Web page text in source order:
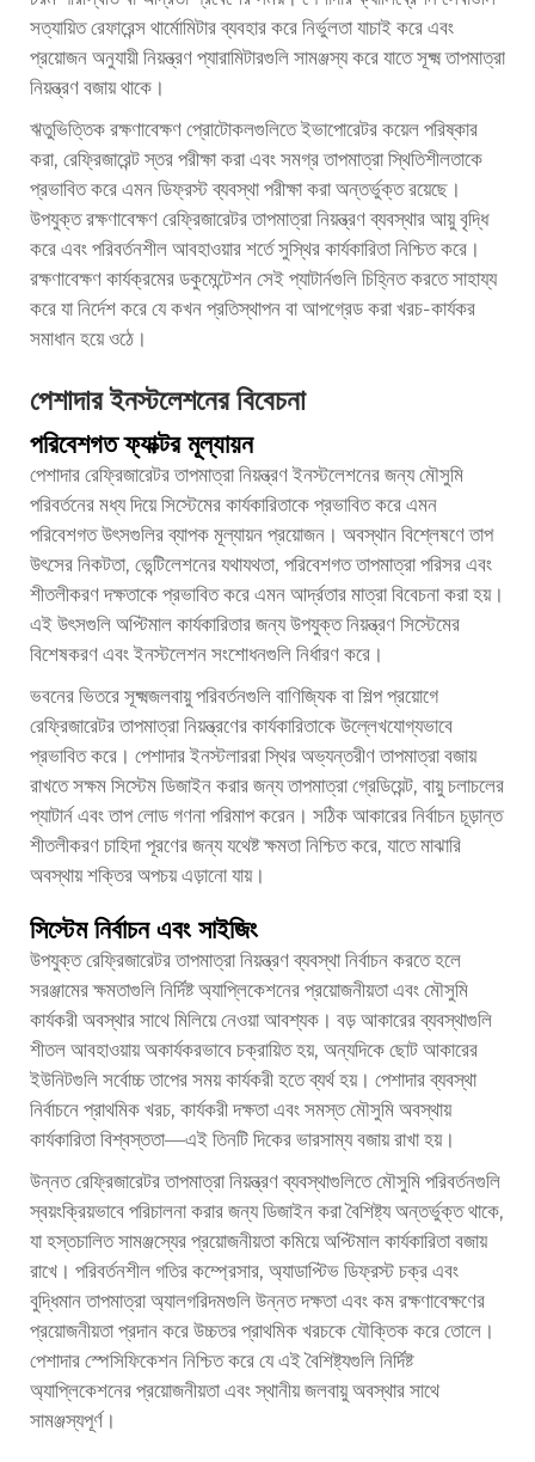
সত্যায়িত রেফারেন্স থার্মোমিটার ব্যবহার করে নির্ভুলতা যাচাই করে এবং
প্রয়োজন অনুযায়ী নিয়ন্ত্রণ প্যারামিটারগুলি সামঞ্জস্য করে যাতে সূক্ষ্ম তাপমাত্রা
নিয়ন্ত্রণ বজায় থাকে।
ঋতুভিত্তিক রক্ষণাবেক্ষণ প্রোটোকলগুলিতে ইভাপোরেটর কয়েল পরিষ্কার
করা, রেফ্রিজারেন্ট স্তর পরীক্ষা করা এবং সমগ্র তাপমাত্রা স্থিতিশীলতাকে
প্রভাবিত করে এমন ডিফ্রস্ট ব্যবস্থা পরীক্ষা করা অন্তর্ভুক্ত রয়েছে।
উপযুক্ত রক্ষণাবেক্ষণ রেফ্রিজারেটর তাপমাত্রা নিয়ন্ত্রণ ব্যবস্থার আয়ু বৃদ্ধি
করে এবং পরিবর্তনশীল আবহাওয়ার শর্তে সুস্থির কার্যকারিতা নিশ্চিত করে।
রক্ষণাবেক্ষণ কার্যক্রমের ডকুমেন্টেশন সেই প্যাটার্নগুলি চিহ্নিত করতে সাহায্য
করে যা নির্দেশ করে যে কখন প্রতিস্থাপন বা আপগ্রেড করা খরচ-কার্যকর
সমাধান হয়ে ওঠে।
পেশাদার ইনস্টলেশনের বিবেচনা
পরিবেশগত ফ্যাক্টর মূল্যায়ন
পেশাদার রেফ্রিজারেটর তাপমাত্রা নিয়ন্ত্রণ ইনস্টলেশনের জন্য মৌসুমি
পরিবর্তনের মধ্য দিয়ে সিস্টেমের কার্যকারিতাকে প্রভাবিত করে এমন
পরিবেশগত উৎসগুলির ব্যাপক মূল্যায়ন প্রয়োজন। অবস্থান বিশ্লেষণে তাপ
উৎসের নিকটতা, ভেন্টিলেশনের যথাযথতা, পরিবেশগত তাপমাত্রা পরিসর এবং
শীতলীকরণ দক্ষতাকে প্রভাবিত করে এমন আর্দ্রতার মাত্রা বিবেচনা করা হয়।
এই উৎসগুলি অপ্টিমাল কার্যকারিতার জন্য উপযুক্ত নিয়ন্ত্রণ সিস্টেমের
বিশেষকরণ এবং ইনস্টলেশন সংশোধনগুলি নির্ধারণ করে।
ভবনের ভিতরে সূক্ষ্মজলবায়ু পরিবর্তনগুলি বাণিজ্যিক বা শিল্প প্রয়োগে
রেফ্রিজারেটর তাপমাত্রা নিয়ন্ত্রণের কার্যকারিতাকে উল্লেখযোগ্যভাবে
প্রভাবিত করে। পেশাদার ইনস্টলাররা স্থির অভ্যন্তরীণ তাপমাত্রা বজায়
রাখতে সক্ষম সিস্টেম ডিজাইন করার জন্য তাপমাত্রা গ্রেডিয়েন্ট, বায়ু চলাচলের
প্যাটার্ন এবং তাপ লোড গণনা পরিমাপ করেন। সঠিক আকারের নির্বাচন চূড়ান্ত
শীতলীকরণ চাহিদা পূরণের জন্য যথেষ্ট ক্ষমতা নিশ্চিত করে, যাতে মাঝারি
অবস্থায় শক্তির অপচয় এড়ানো যায়।
সিস্টেম নির্বাচন এবং সাইজিং
উপযুক্ত রেফ্রিজারেটর তাপমাত্রা নিয়ন্ত্রণ ব্যবস্থা নির্বাচন করতে হলে
সরঞ্জামের ক্ষমতাগুলি নির্দিষ্ট অ্যাপ্লিকেশনের প্রয়োজনীয়তা এবং মৌসুমি
কার্যকরী অবস্থার সাথে মিলিয়ে নেওয়া আবশ্যক। বড় আকারের ব্যবস্থাগুলি
শীতল আবহাওয়ায় অকার্যকরভাবে চক্রায়িত হয়, অন্যদিকে ছোট আকারের
ইউনিটগুলি সর্বোচ্চ তাপের সময় কার্যকরী হতে ব্যর্থ হয়। পেশাদার ব্যবস্থা
নির্বাচনে প্রাথমিক খরচ, কার্যকরী দক্ষতা এবং সমস্ত মৌসুমি অবস্থায়
কার্যকারিতা বিশ্বস্ততা—এই তিনটি দিকের ভারসাম্য বজায় রাখা হয়।
উন্নত রেফ্রিজারেটর তাপমাত্রা নিয়ন্ত্রণ ব্যবস্থাগুলিতে মৌসুমি পরিবর্তনগুলি
স্বয়ংক্রিয়ভাবে পরিচালনা করার জন্য ডিজাইন করা বৈশিষ্ট্য অন্তর্ভুক্ত থাকে,
যা হস্তচালিত সামঞ্জস্যের প্রয়োজনীয়তা কমিয়ে অপ্টিমাল কার্যকারিতা বজায়
রাখে। পরিবর্তনশীল গতির কম্প্রেসার, অ্যাডাপ্টিভ ডিফ্রস্ট চক্র এবং
বুদ্ধিমান তাপমাত্রা অ্যালগরিদমগুলি উন্নত দক্ষতা এবং কম রক্ষণাবেক্ষণের
প্রয়োজনীয়তা প্রদান করে উচ্চতর প্রাথমিক খরচকে যৌক্তিক করে তোলে।
পেশাদার স্পেসিফিকেশন নিশ্চিত করে যে এই বৈশিষ্ট্যগুলি নির্দিষ্ট
অ্যাপ্লিকেশনের প্রয়োজনীয়তা এবং স্থানীয় জলবায়ু অবস্থার সাথে
সামঞ্জস্যপূর্ণ।